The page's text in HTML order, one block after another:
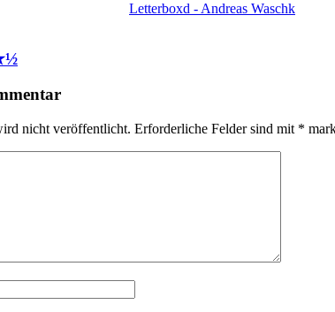
Letterboxd - Andreas Waschk
nicht veröffentlicht. Erforderliche Felder sind mit *